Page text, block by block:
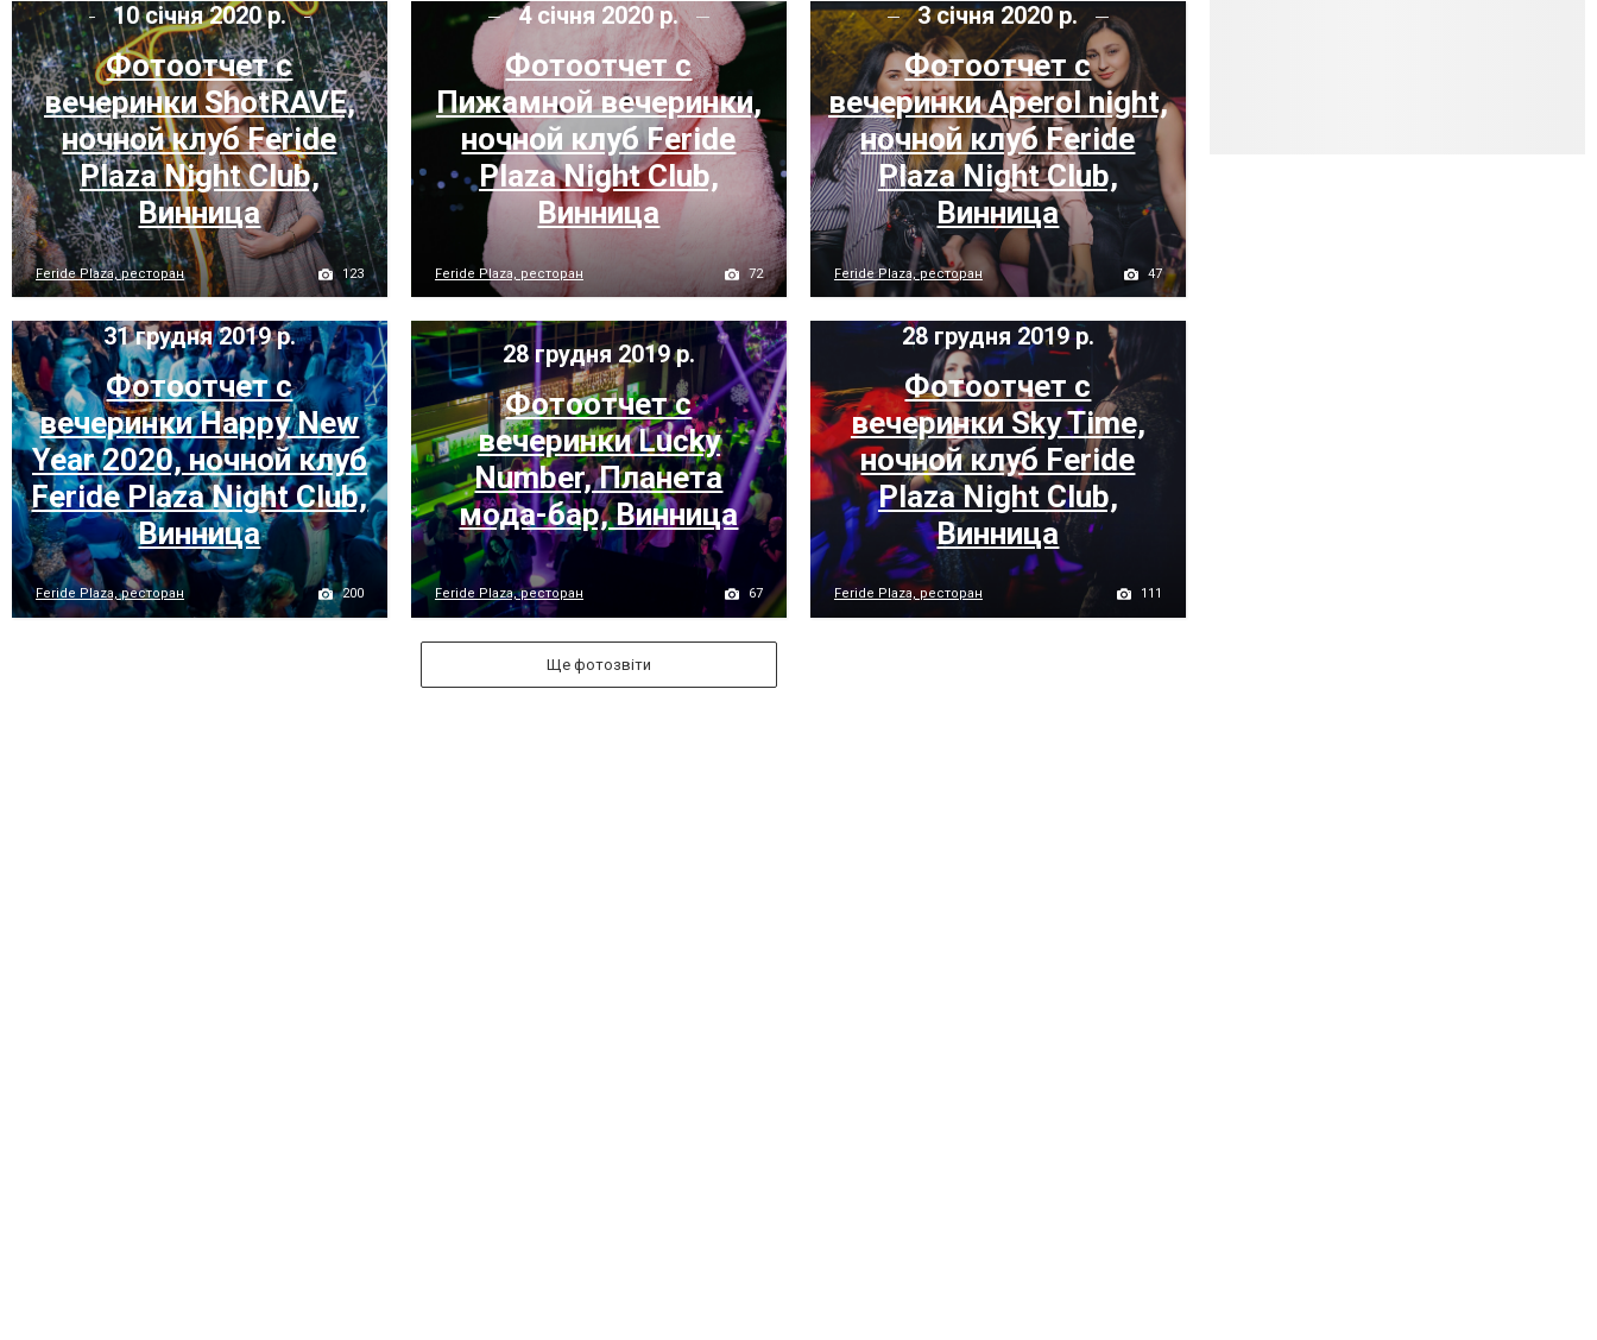
10 січня 2020 р.
Фотоотчет с
вечеринки ShotRAVE,
ночной клуб Feride
Plaza Night Club,
Винница
Feride Plaza, ресторан 123
4 січня 2020 р.
Фотоотчет с
Пижамной вечеринки,
ночной клуб Feride
Plaza Night Club,
Винница
Feride Plaza, ресторан 72
3 січня 2020 р.
Фотоотчет с
вечеринки Aperol night,
ночной клуб Feride
Plaza Night Club,
Винница
Feride Plaza, ресторан 47
31 грудня 2019 р.
Фотоотчет с
вечеринки Happy New
Year 2020, ночной клуб
Feride Plaza Night Club,
Винница
Feride Plaza, ресторан 200
28 грудня 2019 р.
Фотоотчет с
вечеринки Lucky
Number, Планета
мода-бар, Винница
Feride Plaza, ресторан 67
28 грудня 2019 р.
Фотоотчет с
вечеринки Sky Time,
ночной клуб Feride
Plaza Night Club,
Винница
Feride Plaza, ресторан 111
Ще фотозвіти